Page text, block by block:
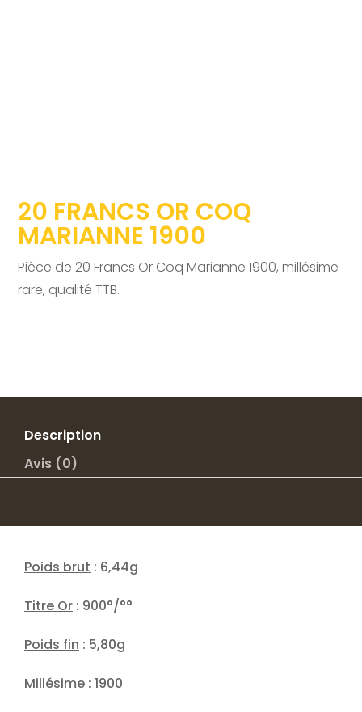
20 FRANCS OR COQ
MARIANNE 1900
Pièce de 20 Francs Or Coq Marianne 1900, millésime
rare, qualité TTB.
Description
Avis (0)
Poids brut : 6,44g
Titre Or : 900°/°°
Poids fin : 5,80g
Millésime : 1900